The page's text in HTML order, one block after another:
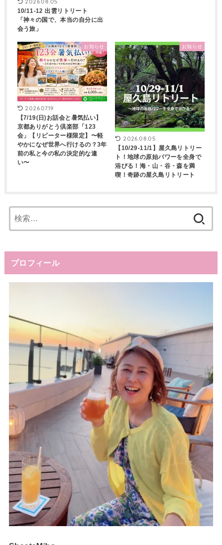
10/11-12 出雲リトリート
「神々の国で、本当の自分に出
会う旅」
お知らせ
2026.07.19
【7/19(日)お話会と暑気払い】
京都ありがとう倶楽部「123
会」【リピーター様限定】〜軽
やかになぜ世界へ行けるの？3年
前の私と今の私の決定的な違
い〜
お知らせ
2026.08.05
【10/29-11/1】屋久島リトリー
ト！地球の原始パワーを全身で
浴びる！海・山・谷・森を満
喫！奇跡の屋久島リトリート
索:
プロフィール